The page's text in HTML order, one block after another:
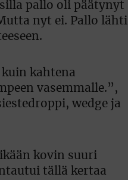
pallo oli päätynyt
nyt ei. Pallo lähti
kahtena
vasemmalle.”,
wedge ja
kovin suuri
tällä kertaa